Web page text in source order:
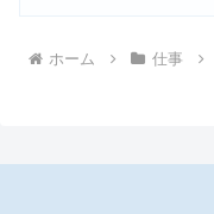
ホーム 仕事